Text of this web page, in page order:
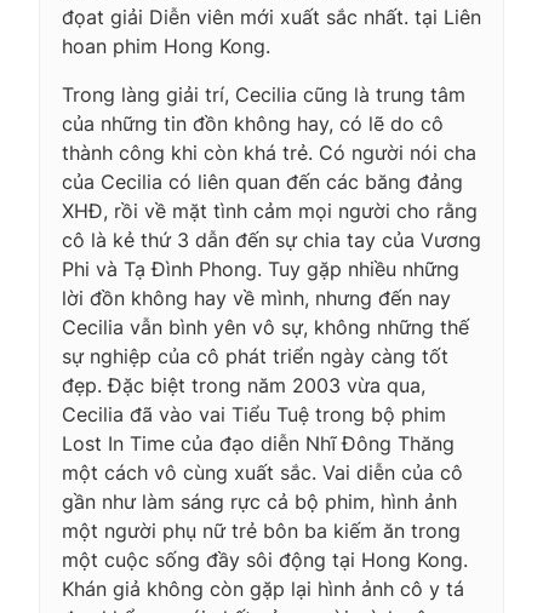
đọat giải Diễn viên mới xuất sắc nhất. tại Liên
hoan phim Hong Kong.
Trong làng giải trí, Cecilia cũng là trung tâm
của những tin đồn không hay, có lẽ do cô
thành công khi còn khá trẻ. Có người nói cha
của Cecilia có liên quan đến các băng đảng
XHĐ, rồi về mặt tình cảm mọi người cho rằng
cô là kẻ thứ 3 dẫn đến sự chia tay của Vương
Phi và Tạ Đình Phong. Tuy gặp nhiều những
lời đồn không hay về mình, nhưng đến nay
Cecilia vẫn bình yên vô sự, không những thế
sự nghiệp của cô phát triển ngày càng tốt
đẹp. Đặc biệt trong năm 2003 vừa qua,
Cecilia đã vào vai Tiểu Tuệ trong bộ phim
Lost In Time của đạo diễn Nhĩ Đông Thăng
một cách vô cùng xuất sắc. Vai diễn của cô
gần như làm sáng rực cả bộ phim, hình ảnh
một người phụ nữ trẻ bôn ba kiếm ăn trong
một cuộc sống đầy sôi động tại Hong Kong.
Khán giả không còn gặp lại hình ảnh cô y tá